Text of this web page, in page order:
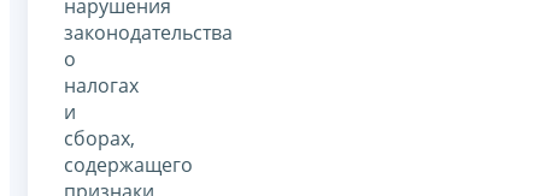
нарушения
законодательства
о
налогах
и
сборах,
содержащего